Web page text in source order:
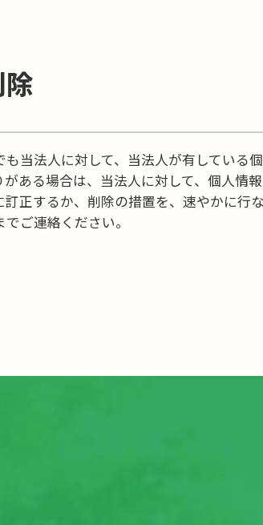
当法人に対して、当法人が有している
ある場合は、当法人に対して、個人情
正するか、削除の措置を、速やかに行な
ご連絡ください。